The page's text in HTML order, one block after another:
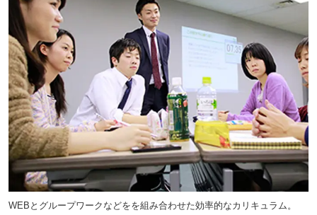
WEBとグループワークなどをを組み合わせた効率的なカリキュラム。